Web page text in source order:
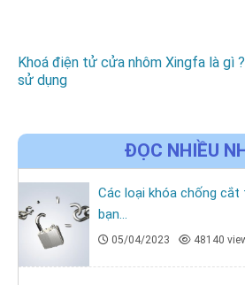
Khoá điện tử cửa nhôm Xingfa là gì
sử dụng
ĐỌC NHIỀU
Các loại khóa chống
bạn...
05/04/2023 48140